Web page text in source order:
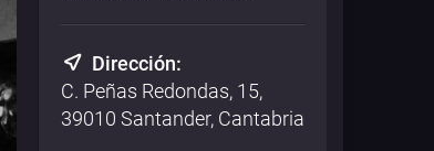
Dirección:
C. Peñas Redondas, 15,
39010 Santander, Cantabria